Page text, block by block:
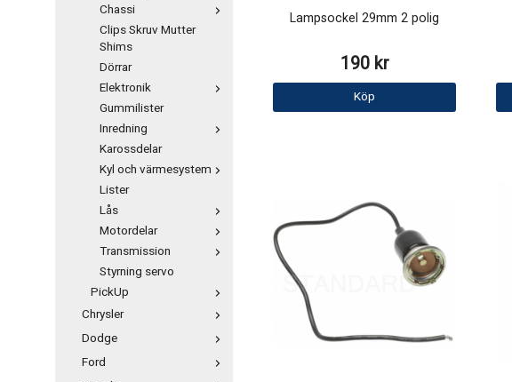
Chassi
Clips Skruv Mutter
Shims
Dörrar
Elektronik
Gummilister
Inredning
Karossdelar
Kyl och värmesystem
Lister
Lås
Motordelar
Transmission
Styrning servo
PickUp
Chrysler
Dodge
Ford
Lampsockel 29mm 2 polig
190 kr
Köp